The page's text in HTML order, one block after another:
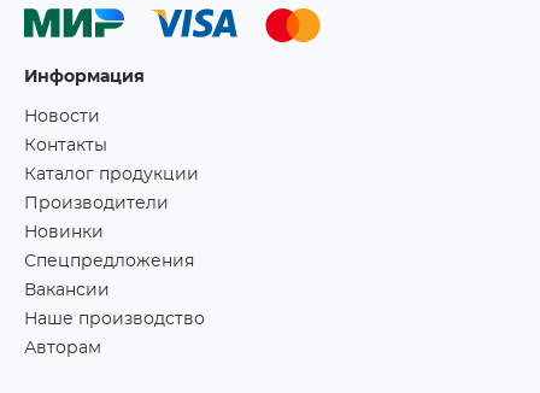
Информация
Новости
Контакты
Каталог продукции
Производители
Новинки
Спецпредложения
Вакансии
Наше производство
Авторам